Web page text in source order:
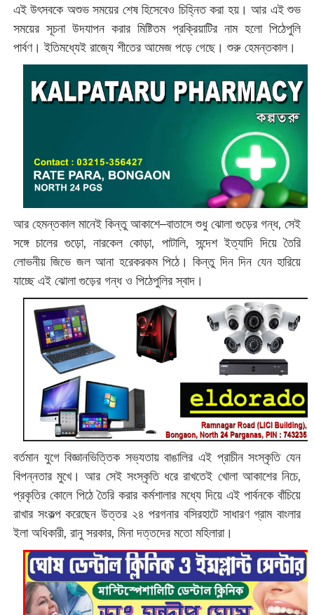
এই উৎসবকে অশুভ সময়ের শেষ হিসেবেও চিহ্নিত করা হয়। আর এই শুভ
সময়ের সূচনা উদযাপন করার মিষ্টিতম প্রক্রিয়াটির নাম হলো পিঠেপুলি
পার্বণ। ইতিমধ্যেই রাজ্যে শীতের আমেজ পড়ে গেছে। শুরু হেমন্তকাল।
আর হেমন্তকাল মানেই কিন্তু আকাশে–বাতাসে শুধু ঝোলা গুড়ের গন্ধ, সেই
সঙ্গে চালের গুড়ো, নারকেল কোড়া, পাটালি, সন্দেশ ইত্যাদি দিয়ে তৈরি
লোভনীয় জিভে জল আনা হরেকরকম পিঠে। কিন্তু দিন দিন যেন হারিয়ে
যাচ্ছে এই ঝোলা গুড়ের গন্ধ ও পিঠেপুলির স্বাদ।
বর্তমান যুগে বিজ্ঞানভিত্তিক সভ্যতায় বাঙালির এই প্রাচীন সংস্কৃতি যেন
বিপন্নতার মুখে। আর সেই সংস্কৃতি ধরে রাখতেই খোলা আকাশের নিচে,
প্রকৃতির কোলে পিঠে তৈরি করার কর্মশালার মধ্যে দিয়ে এই পার্বনকে বাঁচিয়ে
রাখার সংকল্প করেছেন উত্তর ২৪ পরগনার বসিরহাটে সাধারণ গ্রাম বাংলার
ইলা অধিকারী, রানু সরকার, মিনা দত্তদের মতো মহিলারা।